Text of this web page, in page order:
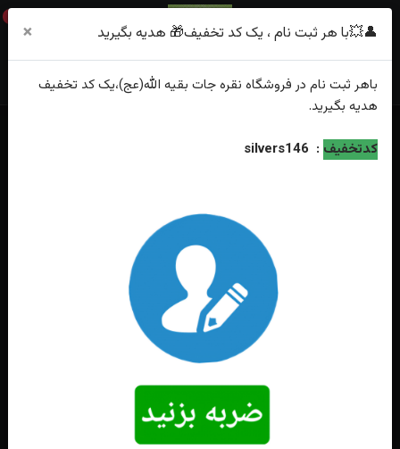
0
خانه فهرست محصولات
👤💥با هر ثبت نام ، یک کد تخفیف🎁 هدیه بگیرید ×
باهر ثبت نام در فروشگاه نقره جات بقیه الله(عج)،یک کد تخفیف
هدیه بگیرید.
کدتخفیف :
silvers146